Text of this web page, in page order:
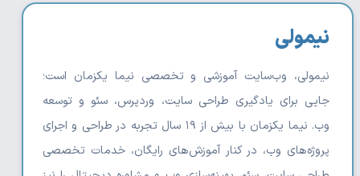
نیمولی
نیمولی، وب‌سایت آموزشی و تخصصی نیما یکزمان است؛
جایی برای یادگیری طراحی سایت، وردپرس، سئو و توسعه
وب. نیما یکزمان با بیش از ۱۹ سال تجربه در طراحی و اجرای
پروژه‌های وب، در کنار آموزش‌های رایگان، خدمات تخصصی